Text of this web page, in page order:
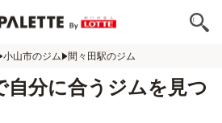
小山市のジム 間々田駅のジム
自分に合うジムを見つ